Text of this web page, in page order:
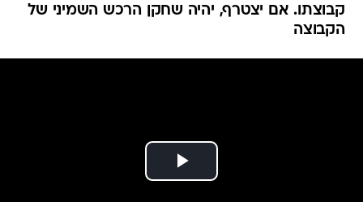
קבוצתו. אם יצטרף, יהיה שחקן הרכש השמיני של
הקבוצה